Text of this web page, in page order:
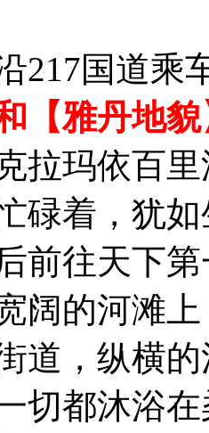
217国道乘
【雅丹地貌
拉玛依百
碌着，犹
前往天下
阔的河滩
道，纵横
切都沐浴